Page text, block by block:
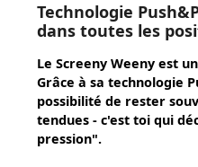
Technologie
dans toutes les
Le Screeny Weeny est
Grâce à sa technologie
possibilité de rester
tendues - c'est toi qui
pression".